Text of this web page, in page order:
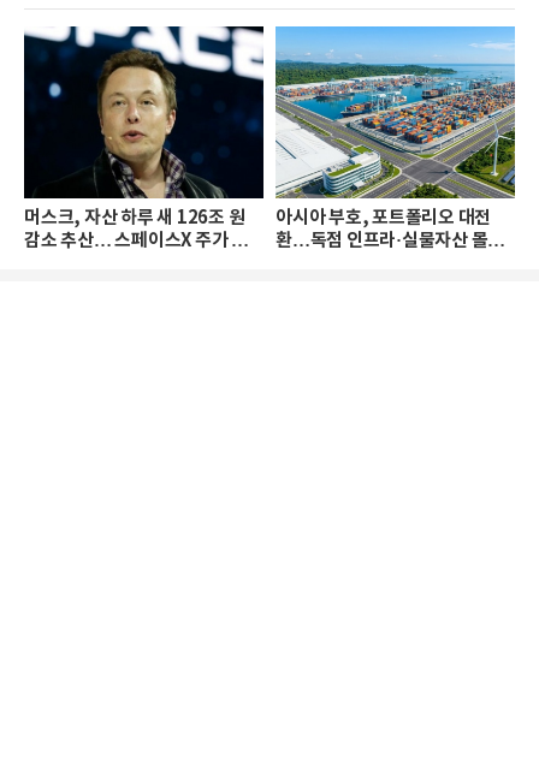
머스크, 자산 하루 새 126조 원
감소 추산… 스페이스X 주가 하
아시아 부호, 포트폴리오 대전
환…독점 인프라·실물자산 몰린